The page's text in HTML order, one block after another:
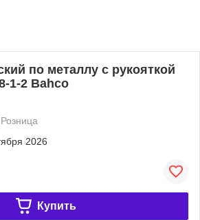
по металлу c рукояткой
1-2 Bahco
Розница
2026
Купить